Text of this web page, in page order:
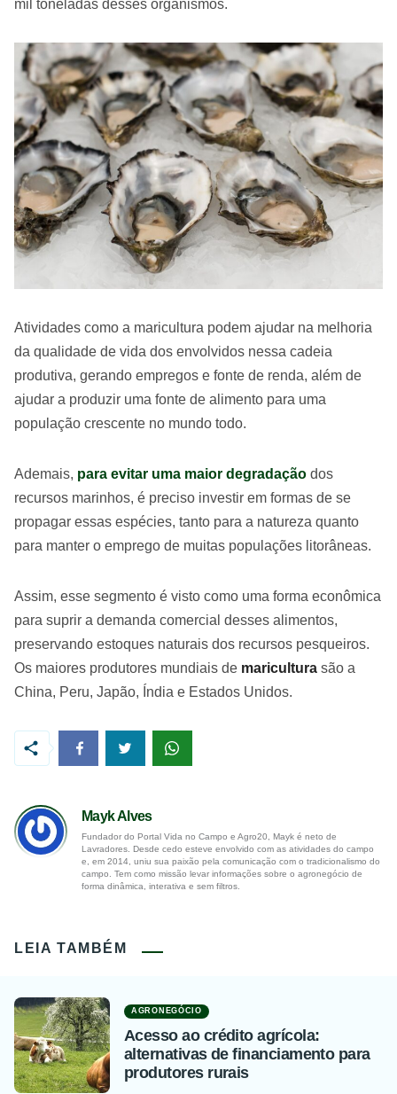
mil toneladas desses organismos.
Atividades como a maricultura podem ajudar na melhoria
da qualidade de vida dos envolvidos nessa cadeia
produtiva, gerando empregos e fonte de renda, além de
ajudar a produzir uma fonte de alimento para uma
população crescente no mundo todo.
Ademais, para evitar uma maior degradação dos
recursos marinhos, é preciso investir em formas de se
propagar essas espécies, tanto para a natureza quanto
para manter o emprego de muitas populações litorâneas.
Assim, esse segmento é visto como uma forma econômica
para suprir a demanda comercial desses alimentos,
preservando estoques naturais dos recursos pesqueiros.
Os maiores produtores mundiais de maricultura são a
China, Peru, Japão, Índia e Estados Unidos.
Mayk Alves
Fundador do Portal Vida no Campo e Agro20, Mayk é neto de
Lavradores. Desde cedo esteve envolvido com as atividades do campo
e, em 2014, uniu sua paixão pela comunicação com o tradicionalismo do
campo. Tem como missão levar informações sobre o agronegócio de
forma dinâmica, interativa e sem filtros.
LEIA TAMBÉM
AGRONEGÓCIO
Acesso ao crédito agrícola:
alternativas de financiamento para
produtores rurais